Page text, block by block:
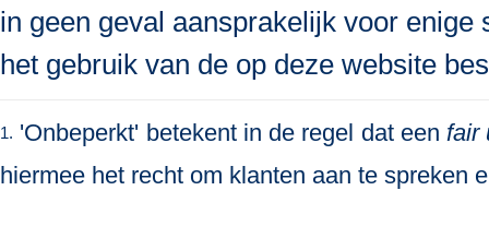
in geen geval aansprakelijk voor
het gebruik van de op deze website
1. 'Onbeperkt' betekent in de regel dat een fair
hiermee het recht om klanten aan te spreken